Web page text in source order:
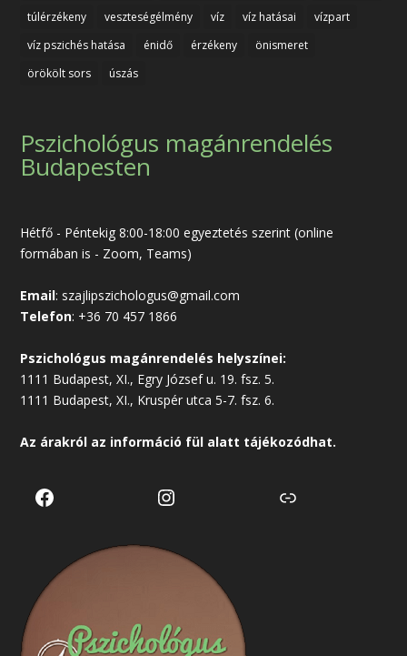
túlérzékeny
veszteségélmény víz víz hatásai
vízpart
víz pszichés hatása
énidő érzékeny
önismeret
örökölt sors
úszás
Pszichológus magánrendelés
Budapesten
Hétfő - Péntekig 8:00-18:00 egyeztetés szerint (online
formában is - Zoom, Teams)
Email: szajlipszichologus@gmail.com
Telefon: +36 70 457 1866
Pszichológus magánrendelés helyszínei:
1111 Budapest, XI., Egry József u. 19. fsz. 5.
1111 Budapest, XI., Kruspér utca 5-7. fsz. 6.
Az árakról az információ fül alatt tájékozódhat.
Facebook Instagram Link